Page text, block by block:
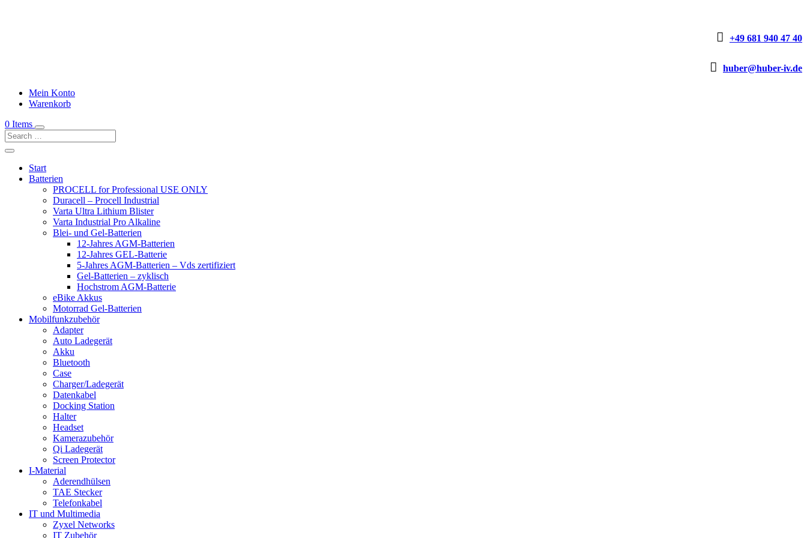
 +49 681 940 47 40
 huber@huber-iv.de
Mein Konto
Warenkorb
0 Items
Start
Batterien
PROCELL for Professional USE ONLY
Duracell – Procell Industrial
Varta Ultra Lithium Blister
Varta Industrial Pro Alkaline
Blei- und Gel-Batterien
12-Jahres AGM-Batterien
12-Jahres GEL-Batterie
5-Jahres AGM-Batterien – Vds zertifiziert
Gel-Batterien – zyklisch
Hochstrom AGM-Batterie
eBike Akkus
Motorrad Gel-Batterien
Mobilfunkzubehör
Adapter
Auto Ladegerät
Akku
Bluetooth
Case
Charger/Ladegerät
Datenkabel
Docking Station
Halter
Headset
Kamerazubehör
Qi Ladegerät
Screen Protector
I-Material
Aderendhülsen
TAE Stecker
Telefonkabel
IT und Multimedia
Zyxel Networks
IT Zubehör